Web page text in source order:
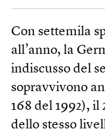
Con settemila
all’anno, la
indiscusso del
sopravvivono
168 del 1992), il
dello stesso